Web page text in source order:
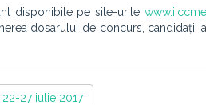
disponibile pe site-urile
dosarului de concurs, candidații
27 iulie 2017